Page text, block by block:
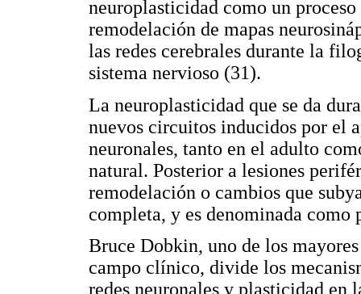
neuroplasticidad como un
remodelación de mapas
las redes cerebrales durante la
sistema nervioso (31).
La neuroplasticidad que se da
nuevos circuitos inducidos por el
neuronales, tanto en el adulto
natural. Posterior a lesiones
remodelación o cambios que
completa, y es denominada
Bruce Dobkin, uno de los
campo clínico, divide los
redes neuronales y plasticidad en